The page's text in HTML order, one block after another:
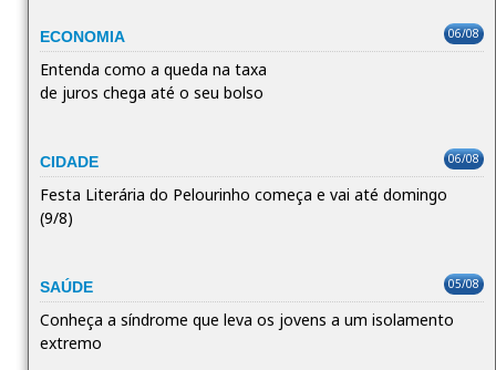
ECONOMIA 06/08
Entenda como a queda na taxa
de juros chega até o seu bolso
CIDADE 06/08
Festa Literária do Pelourinho começa e vai até domingo
(9/8)
SAÚDE 05/08
Conheça a síndrome que leva os jovens a um isolamento
extremo